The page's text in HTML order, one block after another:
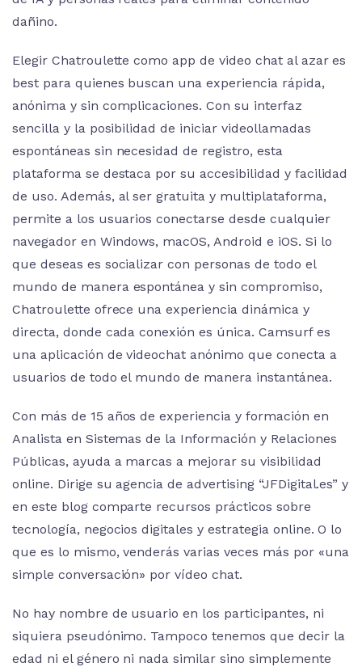
dañino.
Elegir Chatroulette como app de video chat al azar es
best para quienes buscan una experiencia rápida,
anónima y sin complicaciones. Con su interfaz
sencilla y la posibilidad de iniciar videollamadas
espontáneas sin necesidad de registro, esta
plataforma se destaca por su accesibilidad y facilidad
de uso. Además, al ser gratuita y multiplataforma,
permite a los usuarios conectarse desde cualquier
navegador en Windows, macOS, Android e iOS. Si lo
que deseas es socializar con personas de todo el
mundo de manera espontánea y sin compromiso,
Chatroulette ofrece una experiencia dinámica y
directa, donde cada conexión es única. Camsurf es
una aplicación de videochat anónimo que conecta a
usuarios de todo el mundo de manera instantánea.
Con más de 15 años de experiencia y formación en
Analista en Sistemas de la Información y Relaciones
Públicas, ayuda a marcas a mejorar su visibilidad
online. Dirige su agencia de advertising “JFDigital.es” y
en este blog comparte recursos prácticos sobre
tecnología, negocios digitales y estrategia online. O lo
que es lo mismo, venderás varias veces más por «una
simple conversación» por vídeo chat.
No hay nombre de usuario en los participantes, ni
siquiera pseudónimo. Tampoco tenemos que decir la
edad ni el género ni nada similar sino simplemente